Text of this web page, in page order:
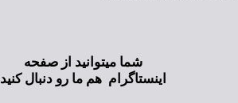
شما میتوانید از صفحه
اینستاگرام هم ما رو دنبال کنید